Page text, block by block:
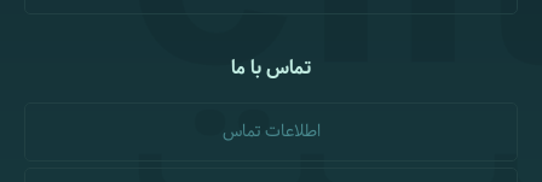
تماس با ما
اطلاعات تماس